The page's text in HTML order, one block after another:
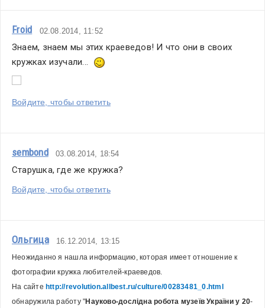
Froid 02.08.2014, 11:52
Знаем, знаем мы этих краеведов! И что они в своих
кружках изучали...
Войдите, чтобы ответить
sembond 03.08.2014, 18:54
Старушка, где же кружка?
Войдите, чтобы ответить
Ольгица 16.12.2014, 13:15
Неожиданно я нашла информацию, которая имеет отношение к
фотографии кружка любителей-краеведов.
На сайте http://revolution.allbest.ru/culture/00283481_0.html
обнаружила работу "Науково-дослідна робота музеїв України у 20-